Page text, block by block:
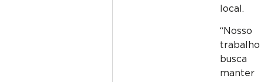
local.
“Nosso
trabalho
busca
manter